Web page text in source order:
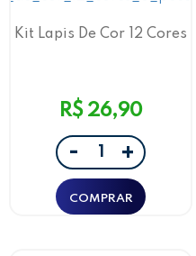
Kit Lapis De Cor 12 Cores
R$ 26,90
- +